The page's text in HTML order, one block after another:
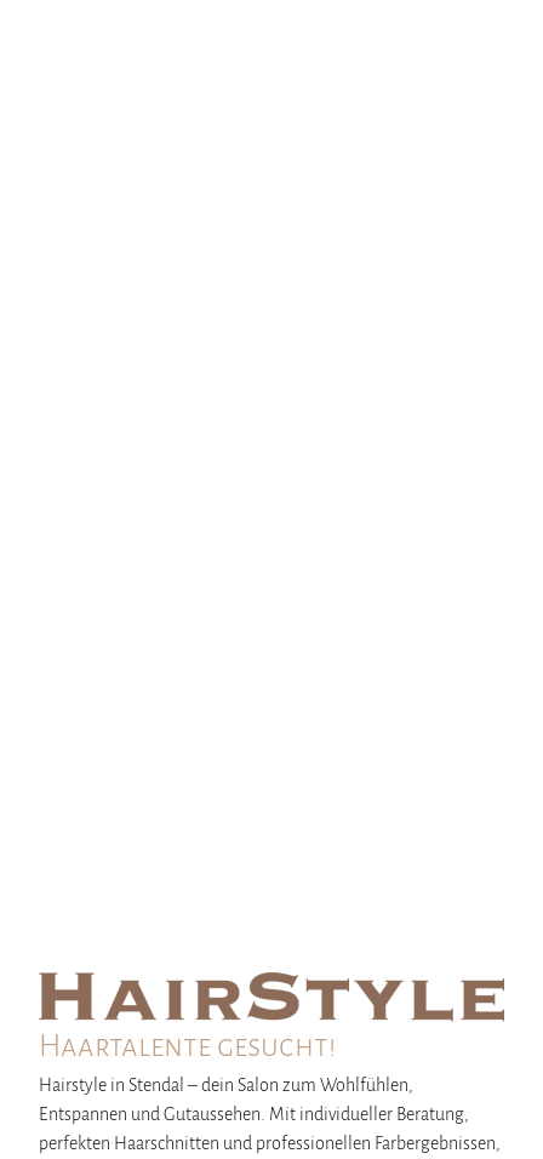
Jetzt online Termin vereinbaren
Haartalente gesucht!
Hairstyle in Stendal – dein Salon zum Wohlfühlen,
Entspannen und Gutaussehen. Mit individueller Beratung,
perfekten Haarschnitten und professionellen Farbergebnissen,